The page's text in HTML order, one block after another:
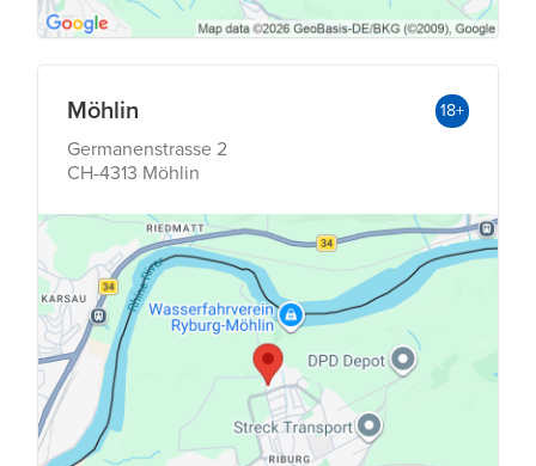
Möhlin 18+
Germanenstrasse 2
CH-4313 Möhlin